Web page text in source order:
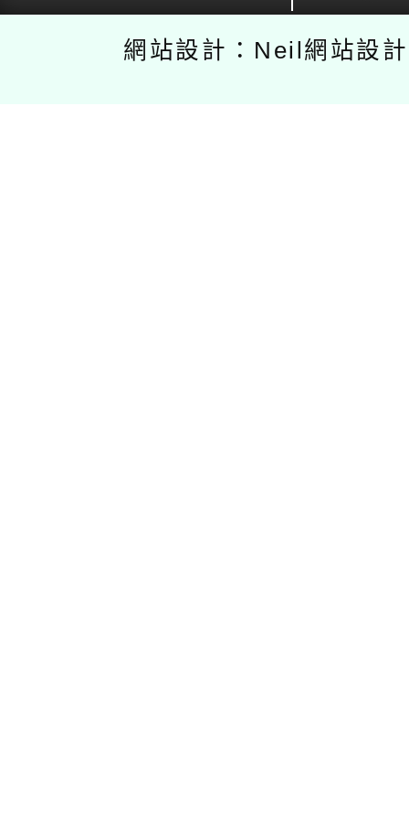
網站設計：Neil網站設